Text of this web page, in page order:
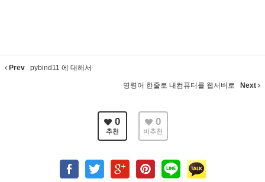
Prev pybind11 에 대해서
명령어 한줄로 내컴퓨터를 웹서버로 Next
0
추천
0
비추천